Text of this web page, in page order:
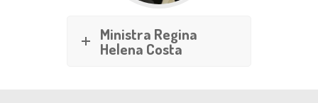
Ministra Regina
Helena Costa